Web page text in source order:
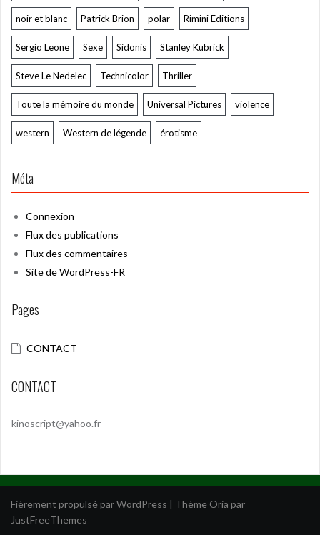
noir et blanc Patrick Brion polar Rimini Editions
Sergio Leone Sexe Sidonis Stanley Kubrick
Steve Le Nedelec Technicolor Thriller
Toute la mémoire du monde Universal Pictures violence
western Western de légende érotisme
Méta
Connexion
Flux des publications
Flux des commentaires
Site de WordPress-FR
Pages
CONTACT
CONTACT
kinoscript@yahoo.fr
Fièrement propulsé par WordPress | Thème Oria par
JustFreeThemes